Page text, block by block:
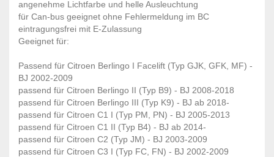
angenehme Lichtfarbe und helle Ausleuchtung
für Can-bus geeignet ohne Fehlermeldung im BC
eintragungsfrei mit E-Zulassung
Geeignet für:
Passend für Citroen Berlingo I Facelift (Typ GJK, GFK, MF) -
BJ 2002-2009
passend für Citroen Berlingo II (Typ B9) - BJ 2008-2018
passend für Citroen Berlingo III (Typ K9) - BJ ab 2018-
passend für Citroen C1 I (Typ PM, PN) - BJ 2005-2013
passend für Citroen C1 II (Typ B4) - BJ ab 2014-
passend für Citroen C2 (Typ JM) - BJ 2003-2009
passend für Citroen C3 I (Typ FC, FN) - BJ 2002-2009